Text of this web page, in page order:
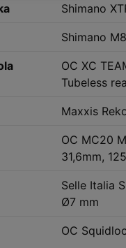
Shimano
Shimano
OC XC
Tubeless
Maxxis
OC MC20
31,6mm,
Selle Italia
Ø7 mm
OC